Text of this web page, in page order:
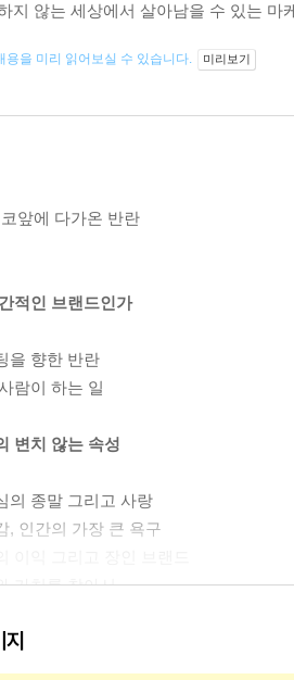
지 않는 세상에서 살아남을 수 있는 마
용을 미리 읽어보실 수 있습니다. 미리보기
앞에 다가온 반란
적인 브랜드인가
을 향한 반란
람이 하는 일
변치 않는 속성
의 종말 그리고 사랑
, 인간의 가장 큰 욕구
가치를 찾아서
인 브랜드로 살아남기
지